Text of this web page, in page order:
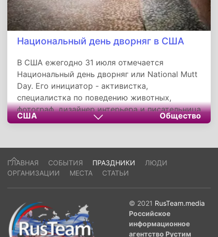
Национальный день дворняг в США
В США ежегодно 31 июля отмечается
Национальный день дворняг или National Mutt
Day. Его инициатор - активистка,
специалистка по поведению животных,
фотограф, дизайнер интерьера и писательница
Коллин Пейдж. Пейдж создала целый ряд
жестокого обращения с животными.
Национальный день дворняг, например, был
создан для того, чтобы поощрять людей брать
из приютов беспородных собак.
США Общество
ГЛАВНАЯ СОБЫТИЯ ПРАЗДНИКИ
ЛЮДИ
ОРГАНИЗАЦИИ
МЕСТА СТАТЬИ
© 2021 RusTeam.media
Российское
информационное
агентство Рустим